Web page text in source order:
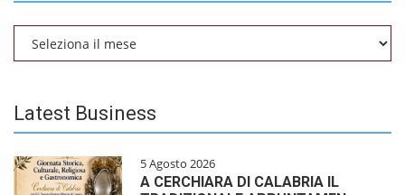
Latest Business
5 Agosto 2026
A CERCHIARA DI CALABRIA IL